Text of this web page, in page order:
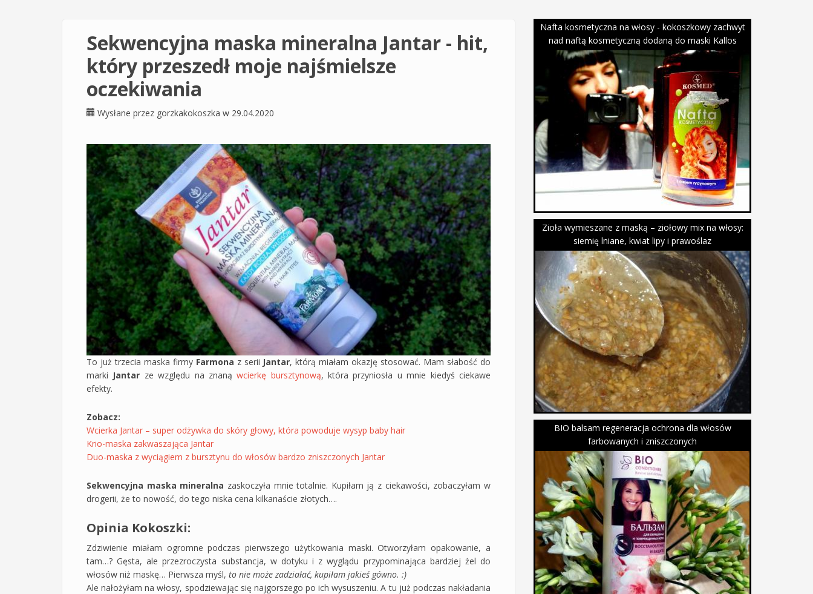
Sekwencyjna maska mineralna Jantar - hit,
który przeszedł moje najśmielsze
oczekiwania
Wysłane przez gorzkakokoszka w 29.04.2020
To już trzecia maska firmy Farmona z serii Jantar, którą miałam okazję stosować. Mam słabość do
marki Jantar ze względu na znanąwcierkę bursztynową, która przyniosła u mnie kiedyś ciekawe
efekty.
Zobacz:
Wcierka Jantar – super odżywka do skóry głowy, która powoduje wysyp baby hair
Krio-maska zakwaszająca Jantar
Duo-maska z wyciągiem z bursztynu do włosów bardzo zniszczonych Jantar
Sekwencyjna maska mineralna zaskoczyła mnie totalnie. Kupiłam ją z ciekawości, zobaczyłam w
drogerii, że to nowość, do tego niska cena kilkanaście złotych….
Opinia Kokoszki:
Zdziwienie miałam ogromne podczas pierwszego użytkowania maski. Otworzyłam opakowanie, a
tam…? Gęsta, ale przezroczysta substancja, w dotyku i z wyglądu przypominająca bardziej żel do
włosów niż maskę… Pierwsza myśl, to nie może zadziałać, kupiłam jakieś gówno. :)
Ale nałożyłam na włosy, spodziewając się najgorszego po ich wysuszeniu. A tu już podczas nakładania
Nafta kosmetyczna na włosy - kokoszkowy zachwyt
nad naftą kosmetyczną dodaną do maski Kallos
Zioła wymieszane z maską – ziołowy mix na włosy:
siemię lniane, kwiat lipy i prawoślaz
BIO balsam regeneracja ochrona dla włosów
farbowanych i zniszczonych